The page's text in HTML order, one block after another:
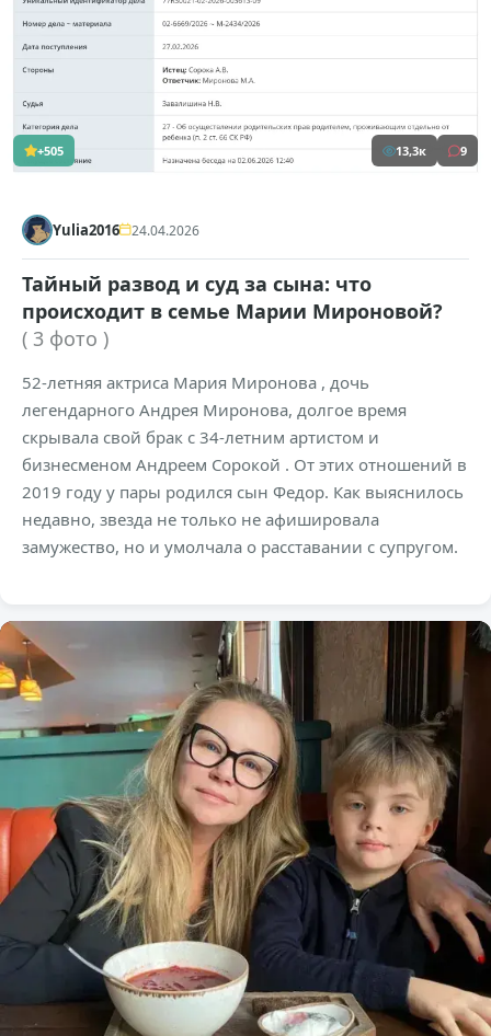
+505 13,3к 9
Yulia2016 24.04.2026
Тайный развод и суд за сына: что
происходит в семье Марии Мироновой?
( 3 фото )
52-летняя актриса Мария Миронова , дочь
легендарного Андрея Миронова, долгое время
скрывала свой брак с 34-летним артистом и
бизнесменом Андреем Сорокой . От этих отношений в
2019 году у пары родился сын Федор. Как выяснилось
недавно, звезда не только не афишировала
замужество, но и умолчала о расставании с супругом.